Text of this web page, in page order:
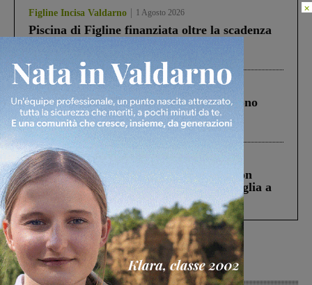
Figline Incisa Valdarno 1 Agosto 2026
Piscina di Figline finanziata oltre la scadenza
ringraziamento al Governo”
Cronaca 4 Agosto 2026
Un anno fa la strage in A1 in cui morirono
Gianni, Giulia e Franco. Lo schianto, il
processo, lo stop ai sorpassi fra tir....
Cronaca 3 Agosto 2026
Scomparso da una struttura di Castiglion
Fiorentino l’uomo che aveva ucciso la figlia a
Levane nel 2020
×